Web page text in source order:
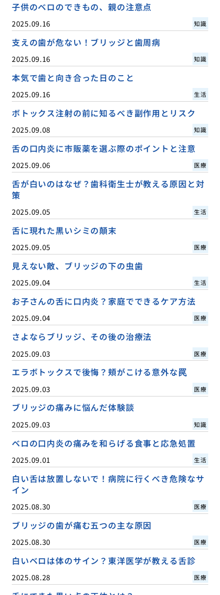
子供のベロのできもの、親の注意点
2025.09.16 知識
支えの歯が危ない！ブリッジと歯周病
2025.09.16 知識
本気で歯と向き合った日のこと
2025.09.16 生活
ボトックス注射の前に知るべき副作用とリスク
2025.09.08 知識
舌の口内炎に市販薬を選ぶ際のポイントと注意
2025.09.06 医療
舌が白いのはなぜ？歯科衛生士が教える原因と対
策
2025.09.05 生活
舌に現れた黒いシミの顛末
2025.09.05 医療
見えない敵、ブリッジの下の虫歯
2025.09.04 生活
お子さんの舌に口内炎？家庭でできるケア方法
2025.09.04 医療
さよならブリッジ、その後の治療法
2025.09.03 医療
エラボトックスで後悔？頬がこける意外な罠
2025.09.03 医療
ブリッジの痛みに悩んだ体験談
2025.09.03 知識
ベロの口内炎の痛みを和らげる食事と応急処置
2025.09.01 生活
白い舌は放置しないで！病院に行くべき危険なサ
イン
2025.08.30 医療
ブリッジの歯が痛む五つの主な原因
2025.08.30 医療
白いベロは体のサイン？東洋医学が教える舌診
2025.08.28 医療